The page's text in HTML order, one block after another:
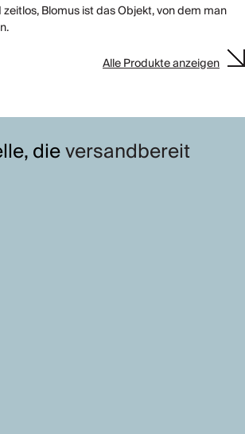
Blomus ist das Objekt, von dem man
Alle Produkte anzeigen
dieversandbereit